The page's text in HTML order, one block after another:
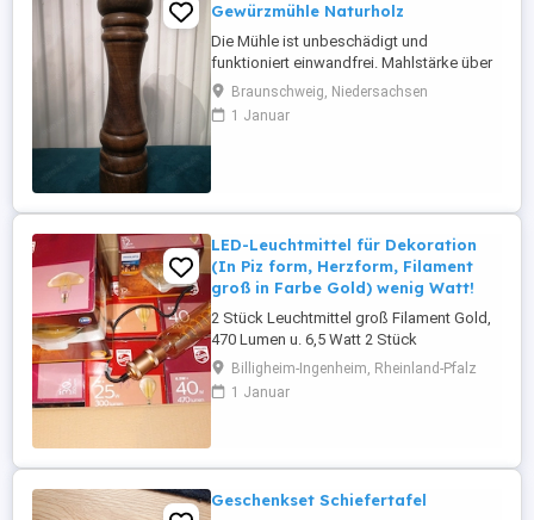
Gewürzmühle Naturholz
Die Mühle ist unbeschädigt und
funktioniert einwandfrei. Mahlstärke über
Messing Stellschraube einstellbar.
Gesamthöhe 24cm, Durchmesser 5,7cm.
Aus Naturholz verarbeitetes edles Design.
...
Braunschweig, Niedersachsen
1 Januar
LED-Leuchtmittel für Dekoration
(In Piz form, Herzform, Filament
groß in Farbe Gold) wenig Watt!
2 Stück Leuchtmittel groß Filament Gold,
470 Lumen u. 6,5 Watt 2 Stück
Leuchtmittel groß Filament Gold, 300
Lumen u. 5 Watt 2 Stück Leuchtmittel in
Pis form Gold, 350 Lumen u. 5 Watt LED
Stabform 6,5 Watt 470 Lumen zusammen
Billigheim-Ingenheim, Rheinland-Pfalz
1 Januar
Geschenkset Schiefertafel